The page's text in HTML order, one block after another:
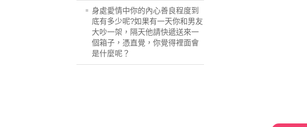
身處愛情中你的內心善良程度到
底有多少呢?如果有一天你和男友
大吵一架，隔天他請快遞送來一
個箱子，憑直覺，你覺得裡面會
是什麼呢？